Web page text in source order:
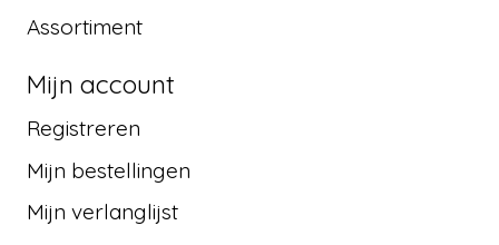
Assortiment
Mijn account
Registreren
Mijn bestellingen
Mijn verlanglijst